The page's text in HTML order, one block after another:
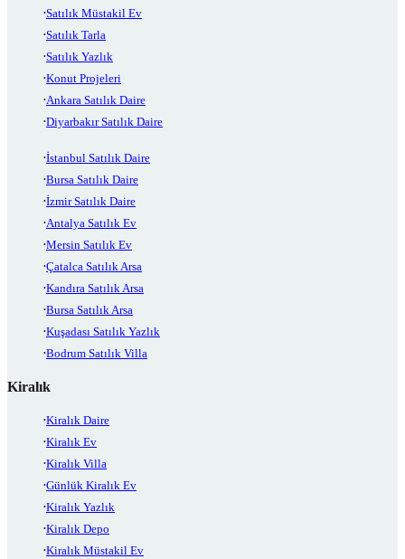
Satılık Müstakil Ev
Satılık Tarla
Satılık Yazlık
Konut Projeleri
Ankara Satılık Daire
Diyarbakır Satılık Daire
İstanbul Satılık Daire
Bursa Satılık Daire
İzmir Satılık Daire
Antalya Satılık Ev
Mersin Satılık Ev
Çatalca Satılık Arsa
Kandıra Satılık Arsa
Bursa Satılık Arsa
Kuşadası Satılık Yazlık
Bodrum Satılık Villa
Kiralık
Kiralık Daire
Kiralık Ev
Kiralık Villa
Günlük Kiralık Ev
Kiralık Yazlık
Kiralık Depo
Kiralık Müstakil Ev